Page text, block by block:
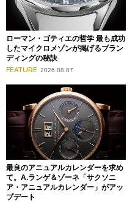
ローマン・ゴティエの哲学 最も成功
したマイクロメゾンが掲げるブラン
ディングの秘訣
FEATURE 2026.08.07
最良のアニュアルカレンダーを求め
て。A.ランゲ＆ゾーネ「サクソニ
ア・アニュアルカレンダー」がアッ
プデート